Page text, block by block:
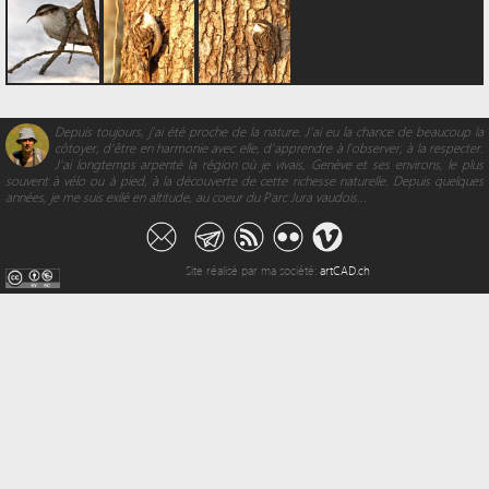
Depuis toujours, j’ai été proche de la nature. J’ai eu la chance de beaucoup la
côtoyer, d’être en harmonie avec elle, d'apprendre à l’observer, à la respecter.
J’ai longtemps arpenté la région où je vivais, Genève et ses environs, le plus
souvent à vélo ou à pied, à la découverte de cette richesse naturelle. Depuis quelques
années, je me suis exilé en altitude, au coeur du Parc Jura vaudois...
Site réalisé par ma société: artCAD.ch